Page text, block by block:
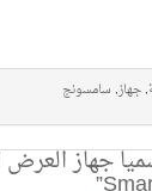
, جهاز, سامسونج